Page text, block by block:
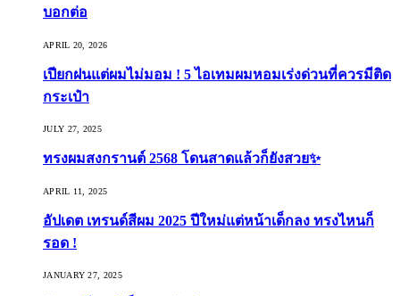
บอกต่อ
APRIL 20, 2026
เปียกฝนแต่ผมไม่มอม ! 5 ไอเทมผมหอมเร่งด่วนที่ควรมีติด
กระเป๋า
JULY 27, 2025
ทรงผมสงกรานต์ 2568 โดนสาดแล้วก็ยังสวย✨
APRIL 11, 2025
อัปเดต เทรนด์สีผม 2025 ปีใหม่แต่หน้าเด็กลง ทรงไหนก็
รอด !
JANUARY 27, 2025